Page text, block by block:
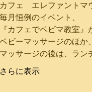
さらに表示